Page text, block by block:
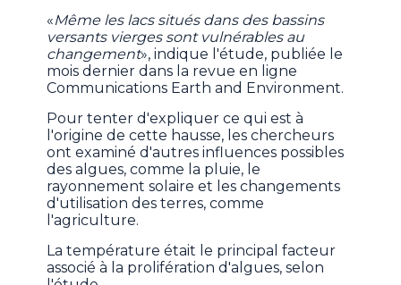
«Même les lacs situés dans des bassins
versants vierges sont vulnérables au
changement», indique l'étude, publiée le
mois dernier dans la revue en ligne
Communications Earth and Environment.
Pour tenter d'expliquer ce qui est à
l'origine de cette hausse, les chercheurs
ont examiné d'autres influences possibles
des algues, comme la pluie, le
rayonnement solaire et les changements
d'utilisation des terres, comme
l'agriculture.
La température était le principal facteur
associé à la prolifération d'algues, selon